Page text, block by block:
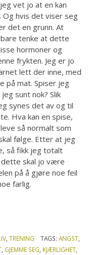
vet jo at en kan
hvis det viser seg
det en grunn. At
tenke at dette
hormoner og
frykten. Jeg er jo
lett der inne, med
på mat. Spiser jeg
sunt nok? Slik
synes det av og til
Hva kan en spise,
så normalt som
følge. Etter at jeg
så fikk jeg totalt
dette skal jo være
på å gjøre noe feil
farlig.
,TRENING TAGS: ANGST,
GJEMME SEG KJÆRLIGHET